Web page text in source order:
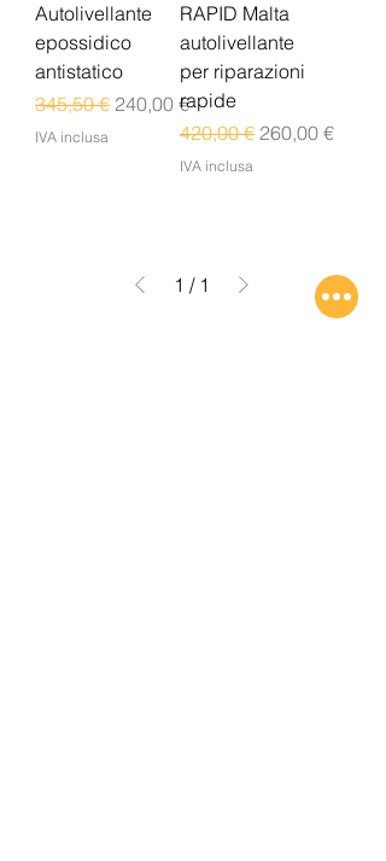
Autolivellante
epossidico
antistatico
Prezzo regolare
345,50 € Prezzo scontato
240,00 €
IVA inclusa
RAPID Malta
autolivellante
per riparazioni
rapide
Prezzo regolare
420,00 € Prezzo scontato
260,00 €
IVA inclusa
1 / 1